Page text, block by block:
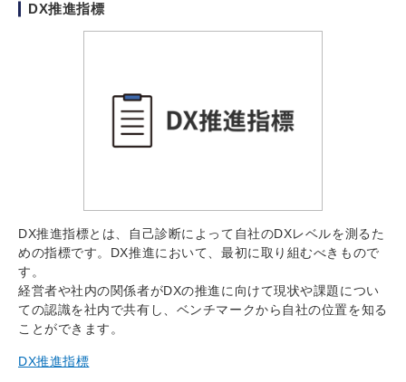
DX推進指標
DX推進指標とは、自己診断によって自社のDXレベルを測るた
めの指標です。DX推進において、最初に取り組むべきもので
す。
経営者や社内の関係者がDXの推進に向けて現状や課題につい
ての認識を社内で共有し、ベンチマークから自社の位置を知る
ことができます。
DX推進指標